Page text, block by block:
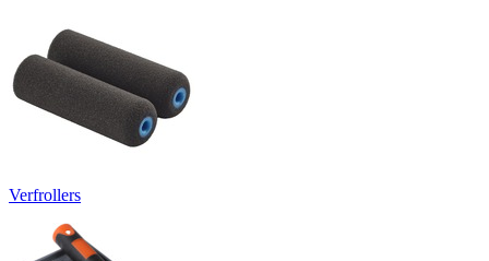
Verfrollers